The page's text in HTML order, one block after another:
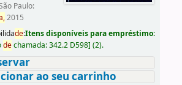
Paulo:
2015
de:Itens disponíveis para empréstimo:
dechamada:342.2 D598] (2).
ao seu carrinho